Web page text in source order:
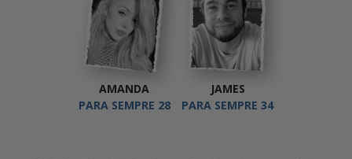
AMANDA
PARA SEMPRE 28
JAMES
PARA SEMPRE 34